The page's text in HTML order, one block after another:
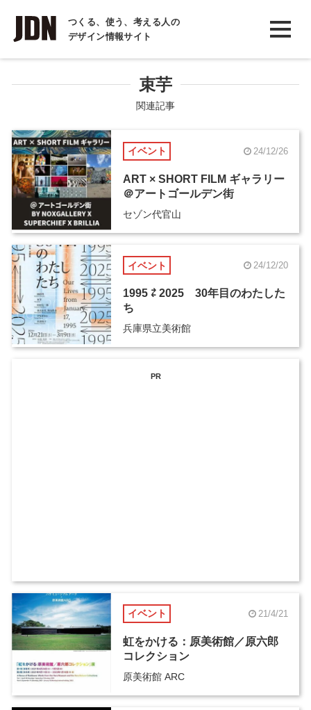
つくる、使う、考える人の
デザイン情報サイト
INTERVIEW
インタビュー
COLUMN
コラム
束芋
関連記事
イベント 24/12/26
ART × SHORT FILM ギャラリー
＠アートゴールデン街
セゾン代官山
イベント 24/12/20
1995 ⇄ 2025 30年目のわたした
ち
兵庫県立美術館
PR
イベント 21/4/21
虹をかける：原美術館／原六郎
コレクション
原美術館 ARC